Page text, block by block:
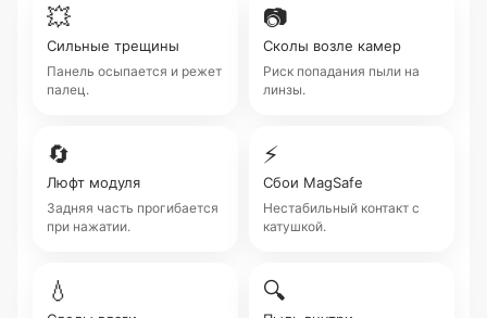
💥
Сильные трещины
Панель осыпается и режет
палец.
📷
Сколы возле камер
Риск попадания пыли на
линзы.
🔄
Люфт модуля
Задняя часть прогибается
при нажатии.
⚡
Сбои MagSafe
Нестабильный контакт с
катушкой.
💧 🔍